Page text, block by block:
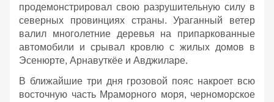
продемонстрировал свою разрушительную силу в
северных провинциях страны. Ураганный ветер
валил многолетние деревья на припаркованные
автомобили и срывал кровлю с жилых домов в
Эсенюрте, Арнавуткёе и Авджиларе.
В ближайшие три дня грозовой пояс накроет всю
восточную часть Мраморного моря, черноморское